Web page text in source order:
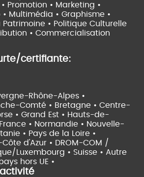
Promotion • Marketing •
Multimédia • Graphisme •
• Politique Culturelle
• Commercialisation
certifiante:
Rhône-Alpes •
Comté • Bretagne • Centre-
• Grand Est • Hauts-de-
• Normandie • Nouvelle-
• Pays de la Loire •
d'Azur • DROM-COM /
Luxembourg • Suisse • Autre
hors UE •